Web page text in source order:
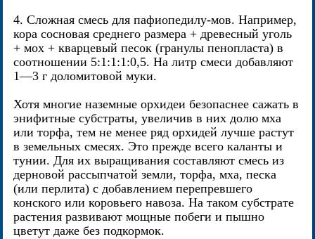
4. Сложная смесь для пафиопедилу-мов. Например,
кора сосновая среднего размера + древесный уголь
+ мох + кварцевый песок (гранулы пенопласта) в
соотношении 5:1:1:1:0,5. На литр смеси добавляют
1—3 г доломитовой муки.
Хотя многие наземные орхидеи безопаснее сажать в
энифитные субстраты, увеличив в них долю мха
или торфа, тем не менее ряд орхидей лучше растут
в земельных смесях. Это прежде всего каланты и
тунии. Для их выращивания составляют смесь из
дерновой рассыпчатой земли, торфа, мха, песка
(или перлита) с добавлением перепревшего
конского или коровьего навоза. На таком субстрате
растения развивают мощные побеги и пышно
цветут даже без подкормок.